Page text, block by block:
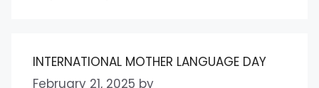
INTERNATIONAL MOTHER LANGUAGE DAY
February 21, 2025 by